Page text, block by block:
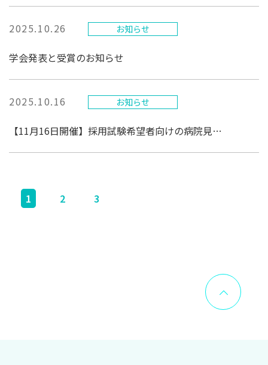
2025.10.26 お知らせ
学会発表と受賞のお知らせ
2025.10.16 お知らせ
【11月16日開催】採用試験希望者向けの病院見学会1回目のご案内
1 2 3